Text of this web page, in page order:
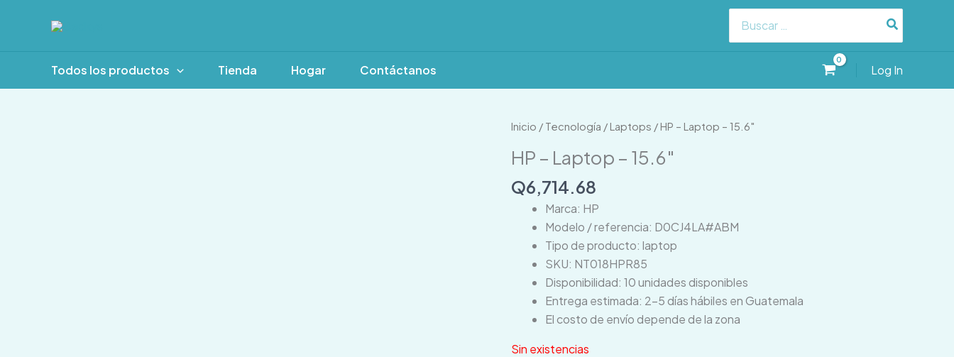
for:
Todos los productos Tienda Hogar Contáctanos Log In
Inicio / Tecnología / Laptops / HP – Laptop – 15.6″
HP – Laptop – 15.6″
Q6,714.68
Marca: HP
Modelo / referencia: D0CJ4LA#ABM
Tipo de producto: laptop
SKU: NT018HPR85
Disponibilidad: 10 unidades disponibles
Entrega estimada: 2–5 días hábiles en Guatemala
El costo de envío depende de la zona
Sin existencias